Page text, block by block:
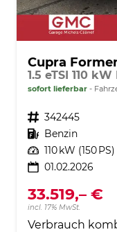
Cupra
1.5 eTSI 110
sofort lieferbar
Fahrzeugnr. 342445
Kraftstoff Benzin
Leistung 110 kW (150 PS)
01.02.2026
33.519,– €
incl. 17% MwSt.
Verbrauch